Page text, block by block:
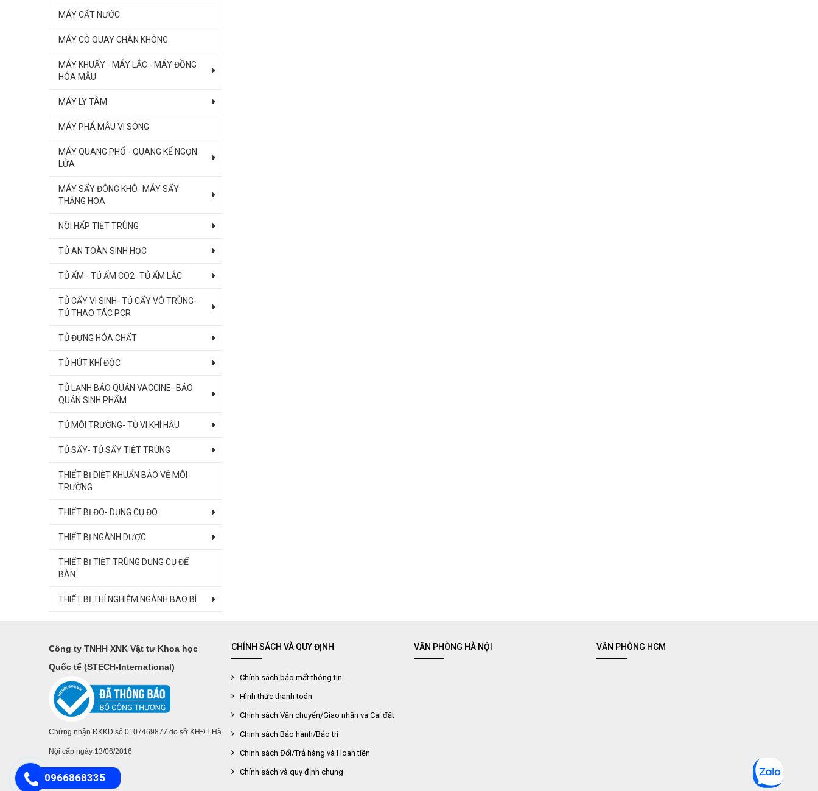
MÁY CẤT NƯỚC
MÁY CÔ QUAY CHÂN KHÔNG
MÁY KHUẤY - MÁY LẮC - MÁY ĐỒNG
HÓA MẪU
MÁY LY TÂM
MÁY PHÁ MẪU VI SÓNG
MÁY QUANG PHỔ - QUANG KẾ NGỌN
LỬA
MÁY SẤY ĐÔNG KHÔ- MÁY SẤY
THĂNG HOA
NỒI HẤP TIỆT TRÙNG
TỦ AN TOÀN SINH HỌC
TỦ ẤM - TỦ ẤM CO2- TỦ ẤM LẮC
TỦ CẤY VI SINH- TỦ CẤY VÔ TRÙNG-
TỦ THAO TÁC PCR
TỦ ĐỰNG HÓA CHẤT
TỦ HÚT KHÍ ĐỘC
TỦ LẠNH BẢO QUẢN VACCINE- BẢO
QUẢN SINH PHẨM
TỦ MÔI TRƯỜNG- TỦ VI KHÍ HẬU
TỦ SẤY- TỦ SẤY TIỆT TRÙNG
THIẾT BỊ DIỆT KHUẨN BẢO VỆ MÔI
TRƯỜNG
THIẾT BỊ ĐO- DỤNG CỤ ĐO
THIẾT BỊ NGÀNH DƯỢC
THIẾT BỊ TIỆT TRÙNG DỤNG CỤ ĐỂ
BÀN
THIẾT BỊ THÍ NGHIỆM NGÀNH BAO BÌ
Công ty TNHH XNK Vật tư Khoa học
Quốc tế (STECH-International)
Chứng nhận ĐKKD số 0107469877 do sở KHĐT Hà
Nội cấp ngày 13/06/2016
CHÍNH SÁCH VÀ QUY ĐỊNH
Chính sách bảo mất thông tin
Hình thức thanh toán
Chính sách Vận chuyển/Giao nhận và Cài đặt
Chính sách Bảo hành/Bảo trì
Chính sách Đổi/Trả hàng và Hoàn tiền
Chính sách và quy định chung
VĂN PHÒNG HÀ NỘI VĂN PHÒNG HCM
0966868335